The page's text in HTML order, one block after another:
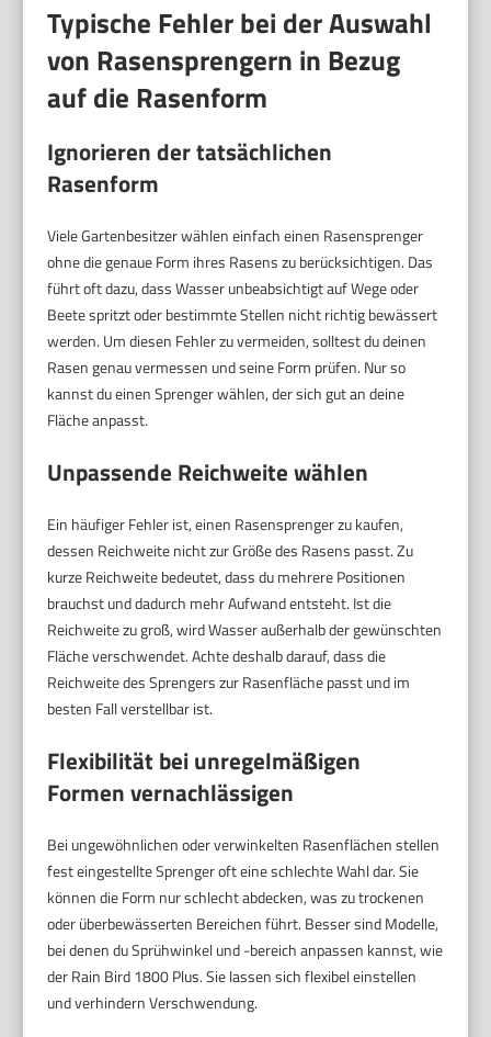
Typische Fehler bei der Auswahl
von Rasensprengern in Bezug
auf die Rasenform
Ignorieren der tatsächlichen
Rasenform
Viele Gartenbesitzer wählen einfach einen Rasensprenger
ohne die genaue Form ihres Rasens zu berücksichtigen. Das
führt oft dazu, dass Wasser unbeabsichtigt auf Wege oder
Beete spritzt oder bestimmte Stellen nicht richtig bewässert
werden. Um diesen Fehler zu vermeiden, solltest du deinen
Rasen genau vermessen und seine Form prüfen. Nur so
kannst du einen Sprenger wählen, der sich gut an deine
Fläche anpasst.
Unpassende Reichweite wählen
Ein häufiger Fehler ist, einen Rasensprenger zu kaufen,
dessen Reichweite nicht zur Größe des Rasens passt. Zu
kurze Reichweite bedeutet, dass du mehrere Positionen
brauchst und dadurch mehr Aufwand entsteht. Ist die
Reichweite zu groß, wird Wasser außerhalb der gewünschten
Fläche verschwendet. Achte deshalb darauf, dass die
Reichweite des Sprengers zur Rasenfläche passt und im
besten Fall verstellbar ist.
Flexibilität bei unregelmäßigen
Formen vernachlässigen
Bei ungewöhnlichen oder verwinkelten Rasenflächen stellen
fest eingestellte Sprenger oft eine schlechte Wahl dar. Sie
können die Form nur schlecht abdecken, was zu trockenen
oder überbewässerten Bereichen führt. Besser sind Modelle,
bei denen du Sprühwinkel und -bereich anpassen kannst, wie
der Rain Bird 1800 Plus. Sie lassen sich flexibel einstellen
und verhindern Verschwendung.